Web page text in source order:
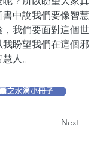
中說我們要像智慧
我們要面對這個世
盼望我們在這個邪
人。
之水滴小冊子
Next